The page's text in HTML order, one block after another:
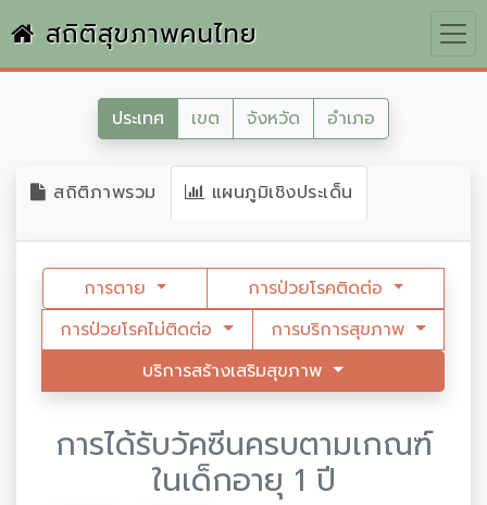
สถิติสุขภาพคนไทย
ประเทศ เขต จังหวัด อำเภอ
สถิติภาพรวม แผนภูมิเชิงประเด็น
การตาย
การป่วยโรคติดต่อ
การป่วยโรคไม่ติดต่อ
การบริการสุขภาพ
บริการสร้างเสริมสุขภาพ
การได้รับวัคซีนครบตามเกณฑ์
ในเด็กอายุ 1 ปี